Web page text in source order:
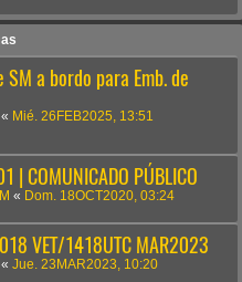
a bordo para Emb. de
« Mié. 26FEB2025, 13:51
| COMUNICADO PÚBLICO
« Dom. 18OCT2020, 03:24
VET/1418UTC MAR2023
« Jue. 23MAR2023, 10:20